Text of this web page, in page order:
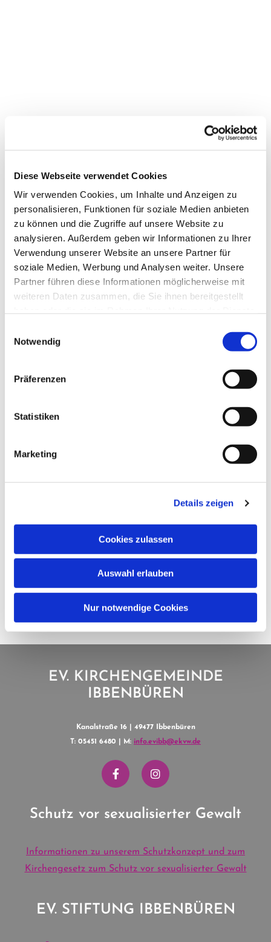
Diese Webseite verwendet Cookies
Wir verwenden Cookies, um Inhalte und Anzeigen zu
personalisieren, Funktionen für soziale Medien anbieten
zu können und die Zugriffe auf unsere Website zu
analysieren. Außerdem geben wir Informationen zu Ihrer
Verwendung unserer Website an unsere Partner für
soziale Medien, Werbung und Analysen weiter. Unsere
Partner führen diese Informationen möglicherweise mit
weiteren Daten zusammen, die Sie ihnen bereitgestellt
Notwendig
Präferenzen
Statistiken
Marketing
Details zeigen
Cookies zulassen
Auswahl erlauben
Nur notwendige Cookies
Dies könnte Sie auch
interessieren
EV. KIRCHENGEMEINDE
IBBENBÜREN
Kanalstraße 16 | 49477 Ibbenbüren
T: 05451 6480 | M: info.evibb@ekvw.de
Schutz vor sexualisierter Gewalt
Informationen zu unserem Schutzkonzept und zum
Kirchengesetz zum Schutz vor sexualisierter Gewalt
EV. STIFTUNG IBBENBÜREN